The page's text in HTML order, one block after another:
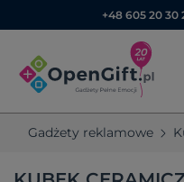
+48 605 20 30
Gadżety reklamowe